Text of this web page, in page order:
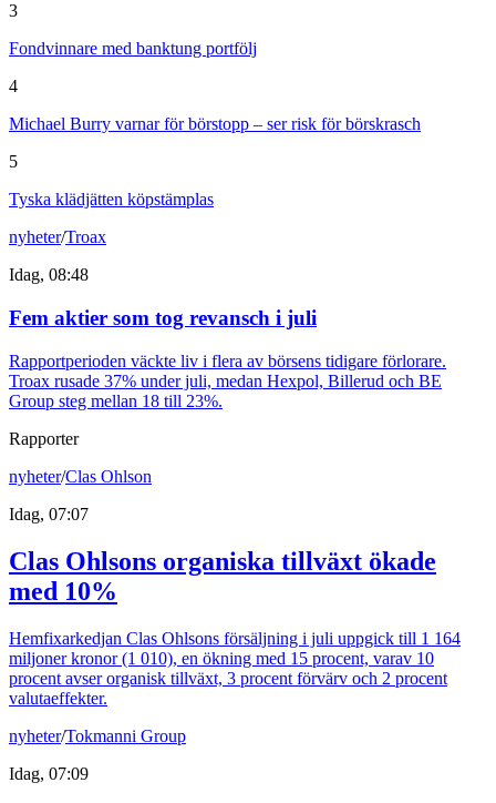
3
Fondvinnare med banktung portfölj
4
Michael Burry varnar för börstopp – ser risk för börskrasch
5
Tyska klädjätten köpstämplas
nyheter/Troax
Idag, 08:48
Fem aktier som tog revansch i juli
Rapportperioden väckte liv i flera av börsens tidigare förlorare.
Troax rusade 37% under juli, medan Hexpol, Billerud och BE
Group steg mellan 18 till 23%.
Rapporter
nyheter/Clas Ohlson
Idag, 07:07
Clas Ohlsons organiska tillväxt ökade
med 10%
Hemfixarkedjan Clas Ohlsons försäljning i juli uppgick till 1 164
miljoner kronor (1 010), en ökning med 15 procent, varav 10
procent avser organisk tillväxt, 3 procent förvärv och 2 procent
valutaeffekter.
nyheter/Tokmanni Group
Idag, 07:09